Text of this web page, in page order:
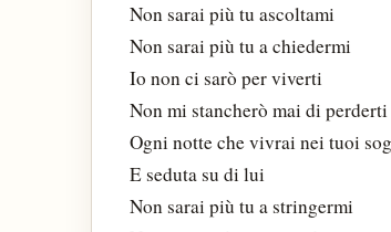
Non sarai più tu ascoltami
Non sarai più tu a chiedermi
Io non ci sarò per viverti
Non mi stancherò mai di perderti
Ogni notte che vivrai nei tuoi
E seduta su di lui
Non sarai più tu a stringermi